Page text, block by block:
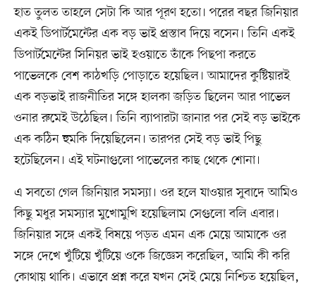
হাত তুলত তাহলে সেটা কি আর পূরণ হতো। পরের বছর জিনিয়ার
একই ডিপার্টমেন্টের এক বড় ভাই প্রস্তাব দিয়ে বসেন। তিনি একই
ডিপার্টমেন্টের সিনিয়র ভাই হওয়াতে তাঁকে পিছপা করতে
পাভেলকে বেশ কাঠখড়ি পোড়াতে হয়েছিল। আমাদের কুষ্টিয়ারই
এক বড়ভাই রাজনীতির সঙ্গে হালকা জড়িত ছিলেন আর পাভেল
ওনার রুমেই উঠেছিল। তিনি ব্যাপারটা জানার পর সেই বড় ভাইকে
এক কঠিন হুমকি দিয়েছিলেন। তারপর সেই বড় ভাই পিছু
হটেছিলেন। এই ঘটনাগুলো পাভেলের কাছ থেকে শোনা।
এ সবতো গেল জিনিয়ার সমস্যা। ওর হলে যাওয়ার সুবাদে আমিও
কিছু মধুর সমস্যার মুখোমুখি হয়েছিলাম সেগুলো বলি এবার।
জিনিয়ার সঙ্গে একই বিষয়ে পড়ত এমন এক মেয়ে আমাকে ওর
সঙ্গে দেখে খুঁটিয়ে খুঁটিয়ে ওকে জিজ্ঞেস করেছিল, আমি কী করি
কোথায় থাকি। এভাবে প্রশ্ন করে যখন সেই মেয়ে নিশ্চিত হয়েছিল,